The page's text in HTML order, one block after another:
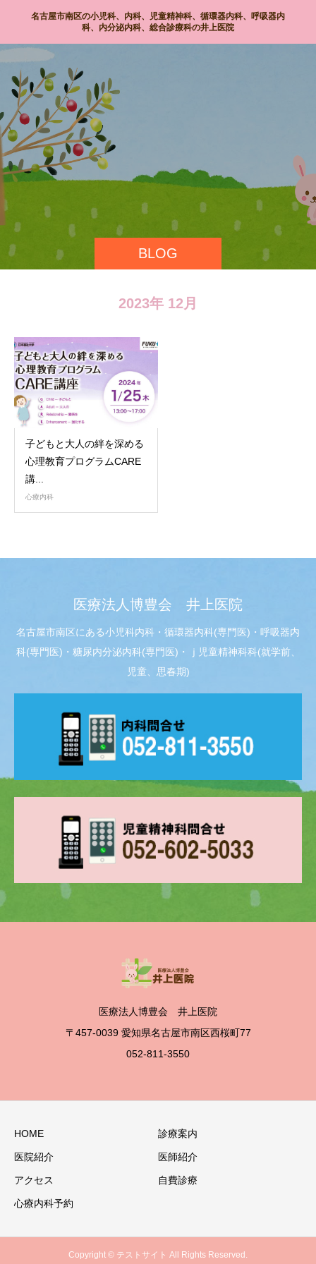
名古屋市南区の小児科、内科、児童精神科、循環器内科、呼吸器内
科、内分泌内科、総合診療科の井上医院
BLOG
2023年 12月
子どもと大人の絆を深める
心理教育プログラムCARE
講...
心療内科
医療法人博豊会 井上医院
名古屋市南区にある小児科内科・循環器内科(専門医)・呼吸器内
科(専門医)・糖尿内分泌内科(専門医)・ｊ児童精神科科(就学前、
児童、思春期)
医療法人博豊会 井上医院
〒457-0039 愛知県名古屋市南区西桜町77
052-811-3550
HOME 診療案内
医院紹介 医師紹介
アクセス 自費診療
心療内科予約
Copyright © テストサイト All Rights Reserved.